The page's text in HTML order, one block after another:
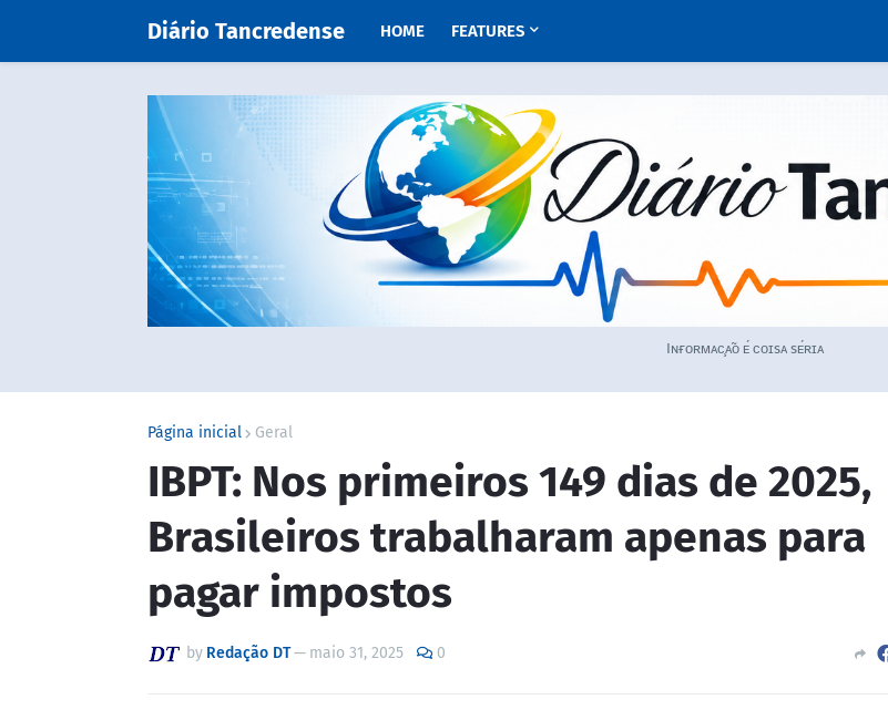
Diário Tancredense HOME FEATURES
Iɴғᴏʀᴍᴀᴄ̧ᴀ̃ᴏ ᴇ́ ᴄᴏɪsᴀ sᴇ́ʀɪᴀ
Página inicial Geral
IBPT: Nos primeiros 149 dias de 2025,
Brasileiros trabalharam apenas para
pagar impostos
by Redação DT— maio 31, 2025 0